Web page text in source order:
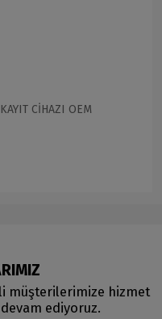
CİHAZI OEM
müşterilerimize hizmet
ediyoruz.